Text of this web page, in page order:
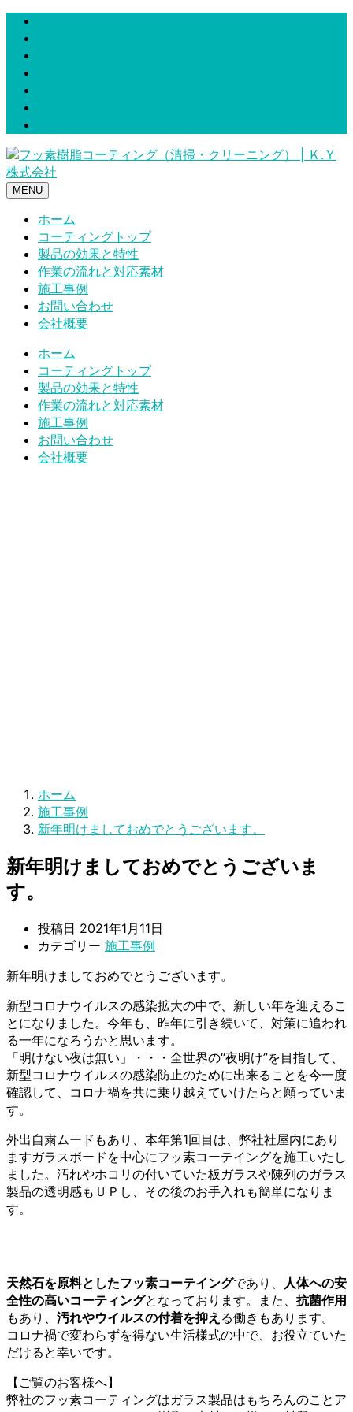
MENU
ホーム
コーティングトップ
製品の効果と特性
作業の流れと対応素材
施工事例
お問い合わせ
会社概要
ホーム
コーティングトップ
製品の効果と特性
作業の流れと対応素材
施工事例
お問い合わせ
会社概要
ホーム
施工事例
新年明けましておめでとうございます。
新年明けましておめでとうございま
す。
投稿日 2021年1月11日
カテゴリー 施工事例
新年明けましておめでとうございます。
新型コロナウイルスの感染拡大の中で、新しい年を迎えるこ
とになりました。今年も、昨年に引き続いて、対策に追われ
る一年になろうかと思います。
「明けない夜は無い」・・・全世界の“夜明け”を目指して、
新型コロナウイルスの感染防止のために出来ることを今一度
確認して、コロナ禍を共に乗り越えていけたらと願っていま
す。
外出自粛ムードもあり、本年第1回目は、弊社社屋内にあり
ますガラスボードを中心にフッ素コーテイングを施工いたし
ました。汚れやホコリの付いていた板ガラスや陳列のガラス
製品の透明感もＵＰし、その後のお手入れも簡単になりま
す。
天然石を原料としたフッ素コーテイングであり、
人体への安
全性の高いコーティングとなっております。また、 抗菌作用
もあり、 汚れやウイルスの付着を抑え る働きもあります。
コロナ禍で変わらずを得ない生活様式の中で、お役立ていた
だけると幸いです。
【ご覧のお客様へ】
弊社のフッ素コーティングはガラス製品はもちろんのことア